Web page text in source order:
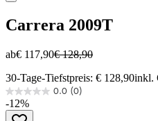
Carrera 2009T
ab€ 117,90€ 128,90
30-Tage-Tiefstpreis: € 128,90inkl.
0.0 (0)
0.0
von
-12%